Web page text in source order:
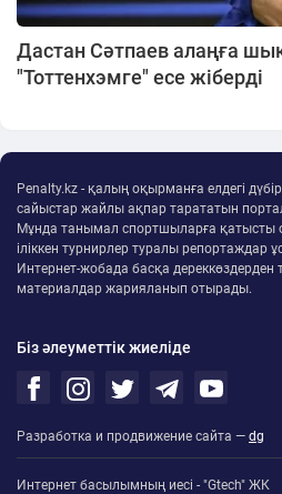
Дастан Сәтпаев алаңға
"Тоттенхэмге" есе жіберді
Penalty.kz - қалың оқырманға елдегі
сайыстар жайлы ақпар тарататын
Мұнда танымал спортшыларға қатысты
іліккен турнирлер туралы репортаждар
Интернет-жобада басқа дереккөздерден
материалдар жарияланып отырады.
Біз әлеуметтік жиеліде
Разработка и продвижение сайта — dg
Интернет басылымның иесі - "Gtech" ЖК